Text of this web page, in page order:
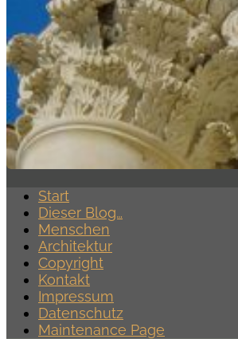
Start
Dieser Blog…
Menschen
Architektur
Copyright
Kontakt
Impressum
Datenschutz
Maintenance Page